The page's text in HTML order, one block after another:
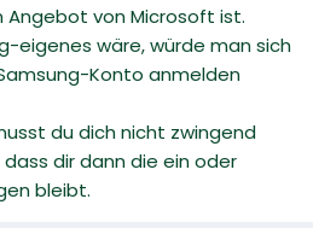
Angebot von Microsoft ist.
eigenes wäre, würde man sich
Konto anmelden
du dich nicht zwingend
dir dann die ein oder
bleibt.